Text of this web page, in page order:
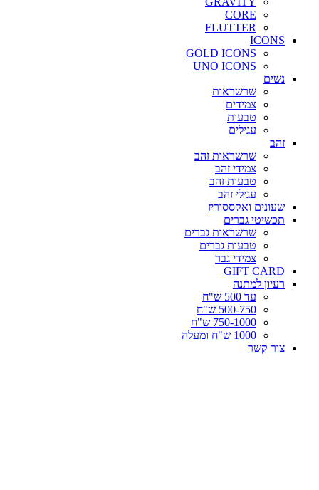
CORE
FLUTTER
ICONS
GOLD ICONS
UNO ICONS
נשים
שרשראות
צמידים
טבעות
עגילים
זהב
שרשראות זהב
צמידי זהב
טבעות זהב
עגילי זהב
שעונים ואקססוריז
תכשיטי גברים
שרשראות גברים
טבעות גברים
צמידי גבר
GIFT CARD
רעיון למתנה
עד 500 ש"ח
500-750 ש"ח
750-1000 ש"ח
1000 ש"ח ומעלה
צור קשר